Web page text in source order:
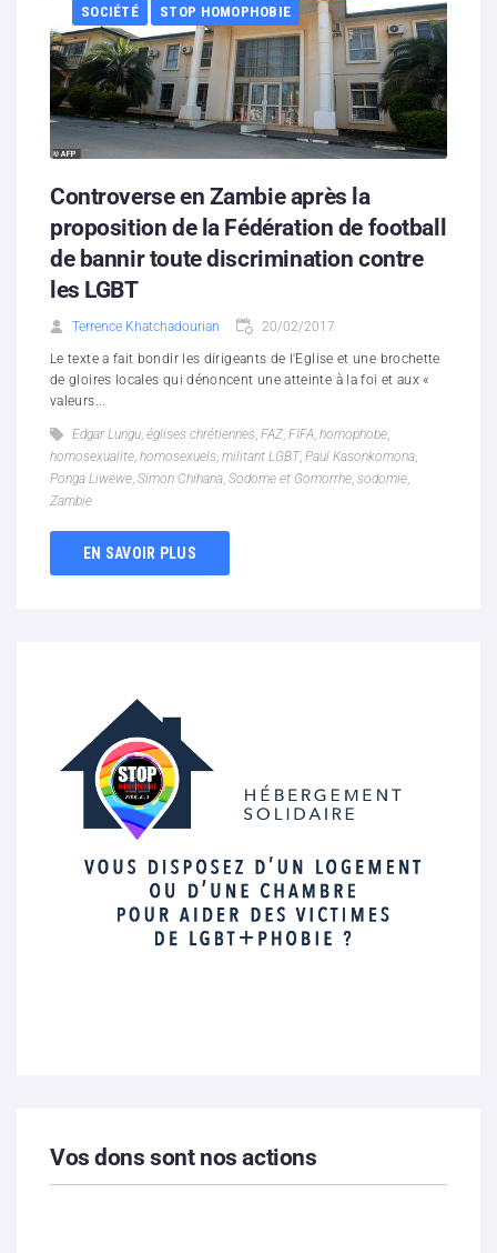
Partenaires
Contacts
Hébergement solidaire
SOCIÉTÉ
STOP HOMOPHOBIE
Controverse en Zambie après la
proposition de la Fédération de football
de bannir toute discrimination contre
les LGBT
Terrence Khatchadourian 20/02/2017
Le texte a fait bondir les dirigeants de l'Eglise et une brochette
de gloires locales qui dénoncent une atteinte à la foi et aux «
valeurs...
Edgar Lungu, églises chrétiennes, FAZ, FIFA, homophobe,
homosexualite, homosexuels, militant LGBT, Paul Kasonkomona,
Ponga Liwewe, Simon Chihana, Sodome et Gomorrhe, sodomie,
Zambie
EN SAVOIR PLUS
Vos dons sont nos actions